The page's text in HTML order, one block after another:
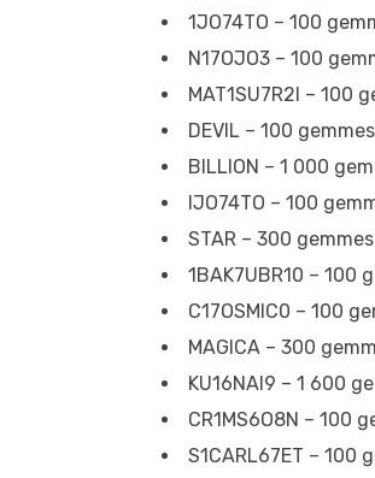
1JO74TO – 100
N17OJO3 – 100
MAT1SU7R2I – 100
DEVIL – 100
BILLION – 1 000
IJO74TO – 100
STAR – 300
1BAK7UBR10 –
C17OSMIC0 – 100
MAGICA – 300
KU16NAI9 – 1 600
CR1MS6O8N – 100
S1CARL67ET –